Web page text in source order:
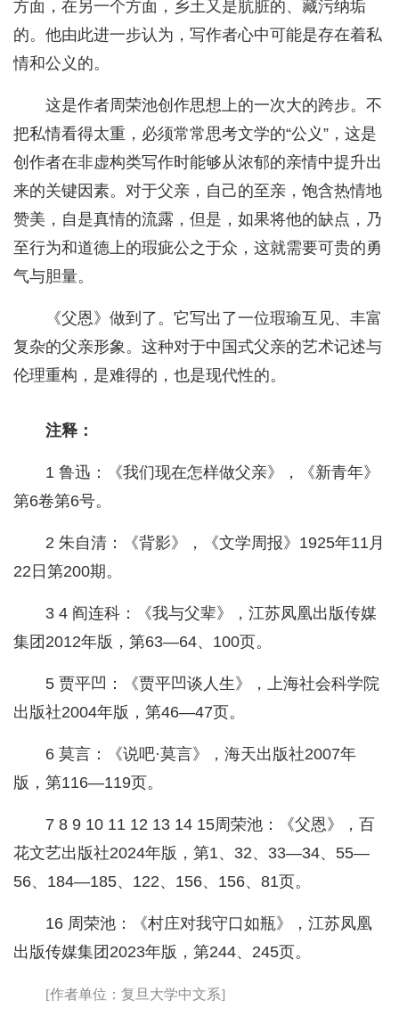
方面，在另一个方面，乡土又是肮脏的、藏污纳垢
的。他由此进一步认为，写作者心中可能是存在着私
情和公义的。
这是作者周荣池创作思想上的一次大的跨步。不
把私情看得太重，必须常常思考文学的“公义”，这是
创作者在非虚构类写作时能够从浓郁的亲情中提升出
来的关键因素。对于父亲，自己的至亲，饱含热情地
赞美，自是真情的流露，但是，如果将他的缺点，乃
至行为和道德上的瑕疵公之于众，这就需要可贵的勇
气与胆量。
《父恩》做到了。它写出了一位瑕瑜互见、丰富
复杂的父亲形象。这种对于中国式父亲的艺术记述与
伦理重构，是难得的，也是现代性的。
注释：
1 鲁迅：《我们现在怎样做父亲》，《新青年》
第6卷第6号。
2 朱自清：《背影》，《文学周报》1925年11月
22日第200期。
3 4 阎连科：《我与父辈》，江苏凤凰出版传媒
集团2012年版，第63—64、100页。
5 贾平凹：《贾平凹谈人生》，上海社会科学院
出版社2004年版，第46—47页。
6 莫言：《说吧·莫言》，海天出版社2007年
版，第116—119页。
7 8 9 10 11 12 13 14 15周荣池：《父恩》，百
花文艺出版社2024年版，第1、32、33—34、55—
56、184—185、122、156、156、81页。
16 周荣池：《村庄对我守口如瓶》，江苏凤凰
出版传媒集团2023年版，第244、245页。
[作者单位：复旦大学中文系]